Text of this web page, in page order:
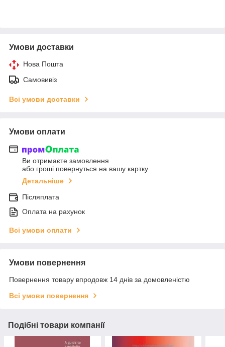
Умови доставки
Нова Пошта
Самовивіз
Всі умови доставки
Умови оплати
Ви отримаєте замовлення
або гроші повернуться на вашу картку
Детальніше
Післяплата
Оплата на рахунок
Всі умови оплати
Умови повернення
Повернення товару впродовж 14 днів за домовленістю
Всі умови повернення
Подібні товари компанії